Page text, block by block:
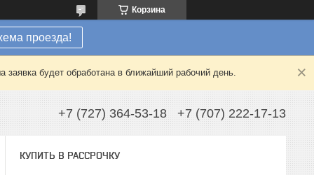
Корзина
проезда!
будет обработана в ближайший рабочий день.
+7 (727) 364-53-18 +7 (707) 222-17-13
КУПИТЬ В РАССРОЧКУ